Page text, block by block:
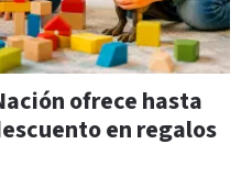
ofrece hasta
en regalos